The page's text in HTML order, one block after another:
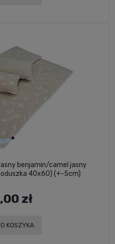
benjamin/camel jasny
40x60) (+-5cm)
zł
KOSZYKA